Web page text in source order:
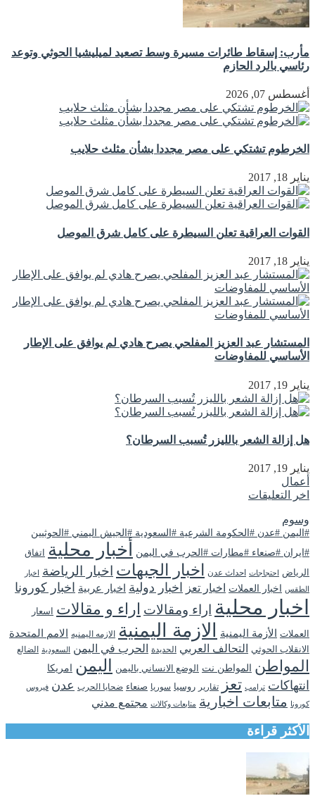
مأرب: إسقاط طائرات مسيرة وسط تصعيد لميليشيا الحوثي وتوعد
رئاسي بالرد الحازم
أغسطس 07, 2026
الخرطوم تشتكي على مصر مجددا بشأن مثلث حلايب
يناير 18, 2017
القوات العراقية تعلن السيطرة على كامل شرق الموصل
يناير 18, 2017
المستشار عبد العزيز المفلحي يصرح هادي لم يوافق على الإطار
الأساسي للمفاوضات
يناير 19, 2017
هل إزالة الشعر بالليزر تُسبب السرطان؟
يناير 19, 2017
أعمال
اخر التعليقات
وسوم
#اليمن #عدن #الحكومة الشرعية #السعودية #الجيش اليمني #الحوثيين
#ايران #صنعاء #مطارات #الحرب في اليمن
أخبار محلية
اتفاق
الرياض
احتجاجات احداث عدن اخبار الجبهات اخبار الرياضة اخبار
الطقس
اخبار العملات اخبار تعز اخبار دولية اخبار عربية اخبار كورونا
اخبار محلية اراء ومقالات اراء و مقالات اسعار
العملات الأزمة اليمنية الازمة اليمنية الازمه اليمنيه الامم المتحدة
الانقلاب الحوثي التحالف العربي الحديدة الحرب في اليمن السعودية الضالع
المواطن المواطن نت الوضع الانساني باليمن اليمن امريكا
انتهاكات ترامب تعز تقارير روسيا سوريا صنعاء ضحايا الحرب عدن فيروس
كورونا متابعات اخبارية متابعات وكالات مجتمع مدني
الأكثر قراءة